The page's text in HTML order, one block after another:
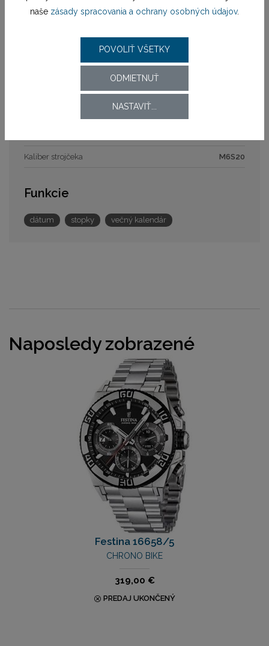
Materiál remienka náramok oceľ
Kaliber strojčeka M6S20
Funkcie
dátum stopky večný kalendár
Naposledy zobrazené
Festina 16658/5
CHRONO BIKE
319,00 €
PREDAJ UKONČENÝ
naše zásady spracovania a ochrany osobných údajov.
POVOLIŤ VŠETKY
ODMIETNUŤ
NASTAVIŤ...